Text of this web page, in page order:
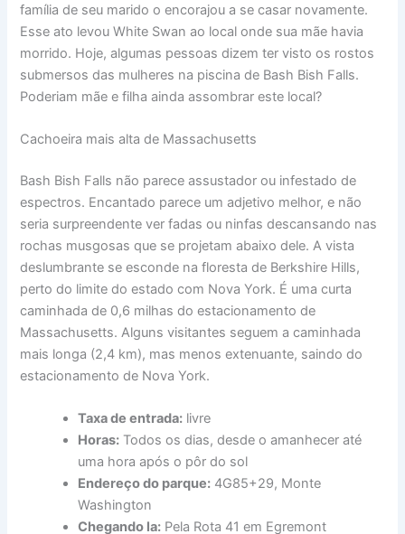
família de seu marido o encorajou a se casar novamente.
Esse ato levou White Swan ao local onde sua mãe havia
morrido. Hoje, algumas pessoas dizem ter visto os rostos
submersos das mulheres na piscina de Bash Bish Falls.
Poderiam mãe e filha ainda assombrar este local?
Cachoeira mais alta de Massachusetts
Bash Bish Falls não parece assustador ou infestado de
espectros. Encantado parece um adjetivo melhor, e não
seria surpreendente ver fadas ou ninfas descansando nas
rochas musgosas que se projetam abaixo dele. A vista
deslumbrante se esconde na floresta de Berkshire Hills,
perto do limite do estado com Nova York. É uma curta
caminhada de 0,6 milhas do estacionamento de
Massachusetts. Alguns visitantes seguem a caminhada
mais longa (2,4 km), mas menos extenuante, saindo do
estacionamento de Nova York.
Taxa de entrada: livre
Horas: Todos os dias, desde o amanhecer até
uma hora após o pôr do sol
Endereço do parque: 4G85+29, Monte
Washington
Chegando la: Pela Rota 41 em Egremont